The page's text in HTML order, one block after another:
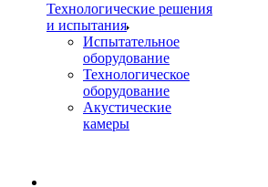
Технологические решения
и испытания
Испытательное
оборудование
Технологическое
оборудование
Акустические
камеры